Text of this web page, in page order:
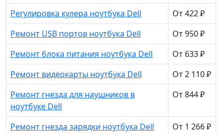
Регулировка кулера ноутбука Dell
От 422 ₽
Ремонт USB портов ноутбука Dell
От 950 ₽
Ремонт блока питания ноутбука Dell
От 633 ₽
Ремонт видеокарты ноутбука Dell
От 2 110 ₽
Ремонт гнезда для наушников в
ноутбуке Dell
От 844 ₽
Ремонт гнезда зарядки ноутбука Dell
От 1 266 ₽